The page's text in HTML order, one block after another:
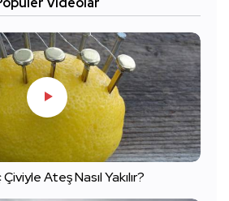
Ateş Nasıl Yakılır?